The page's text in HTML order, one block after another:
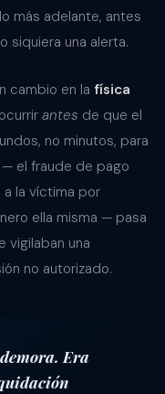
más adelante, antes
siquiera una alerta.
cambio en la física
antes de que el
no minutos, para
el fraude de pago
a la víctima por
ella misma — pasa
vigilaban una
no autorizado.
Era